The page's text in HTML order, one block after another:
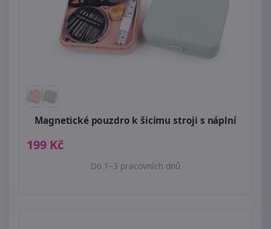
Magnetické pouzdro k šicímu stroji s náplní
199 Kč
Do 1–3 pracovních dnů